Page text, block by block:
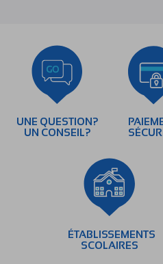
UNE QUESTION?
UN CONSEIL?
ÉTABLISSEMENTS
SCOLAIRES